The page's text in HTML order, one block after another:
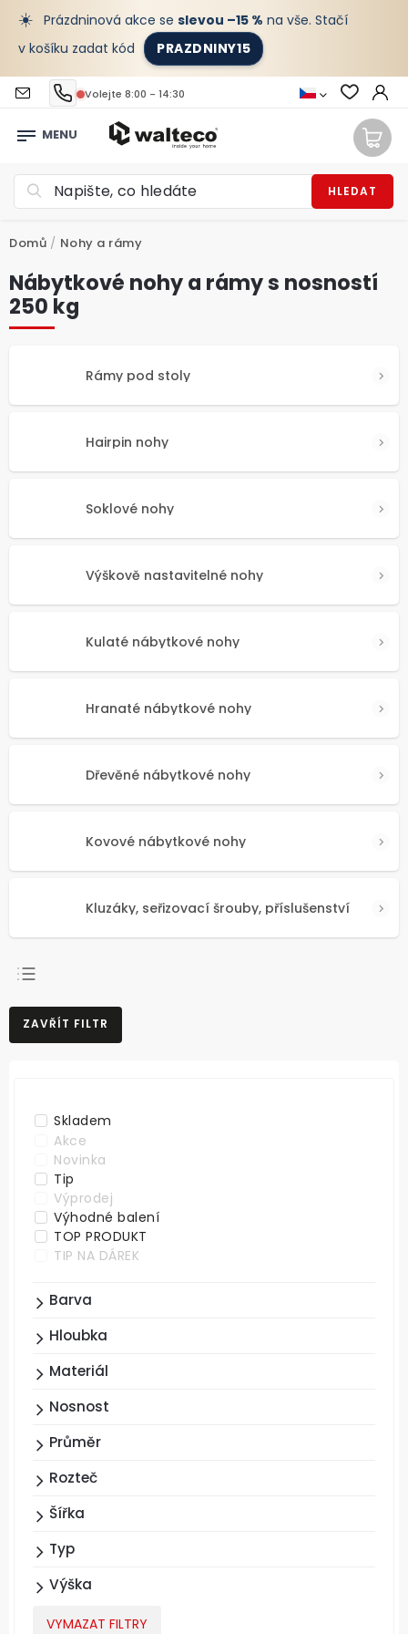
☀️ Prázdninová akce se slevou –15 % na vše. Stačí
v košíku zadat kód
PRAZDNINY15
Volejte 8:00 - 14:30
HLEDAT
Domů / Nohy a rámy
Nábytkové nohy a rámy s nosností
250 kg
Rámy pod stoly
Hairpin nohy
Soklové nohy
Výškově nastavitelné nohy
Kulaté nábytkové nohy
Hranaté nábytkové nohy
Dřevěné nábytkové nohy
Kovové nábytkové nohy
Kluzáky, seřizovací šrouby, příslušenství
NEJPRODÁVANĚJŠÍ
NEJLEVNĚJŠÍ
ZAVŘÍT FILTR
Skladem
Akce
Novinka
Tip
Výprodej
Výhodné balení
TOP PRODUKT
TIP NA DÁREK
Barva
Hloubka
Materiál
Nosnost
Průměr
Rozteč
Šířka
Typ
Výška
VYMAZAT FILTRY